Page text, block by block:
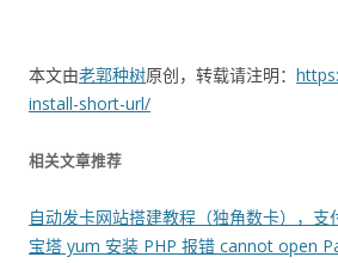
本文由老郭种树原创，转载请注明：
install-short-url/
相关文章推荐
自动发卡网站搭建教程（独角数卡），
宝塔 yum 安装 PHP 报错 cannot open